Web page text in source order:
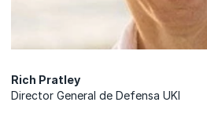
Rich Pratley
Director General de Defensa UKI